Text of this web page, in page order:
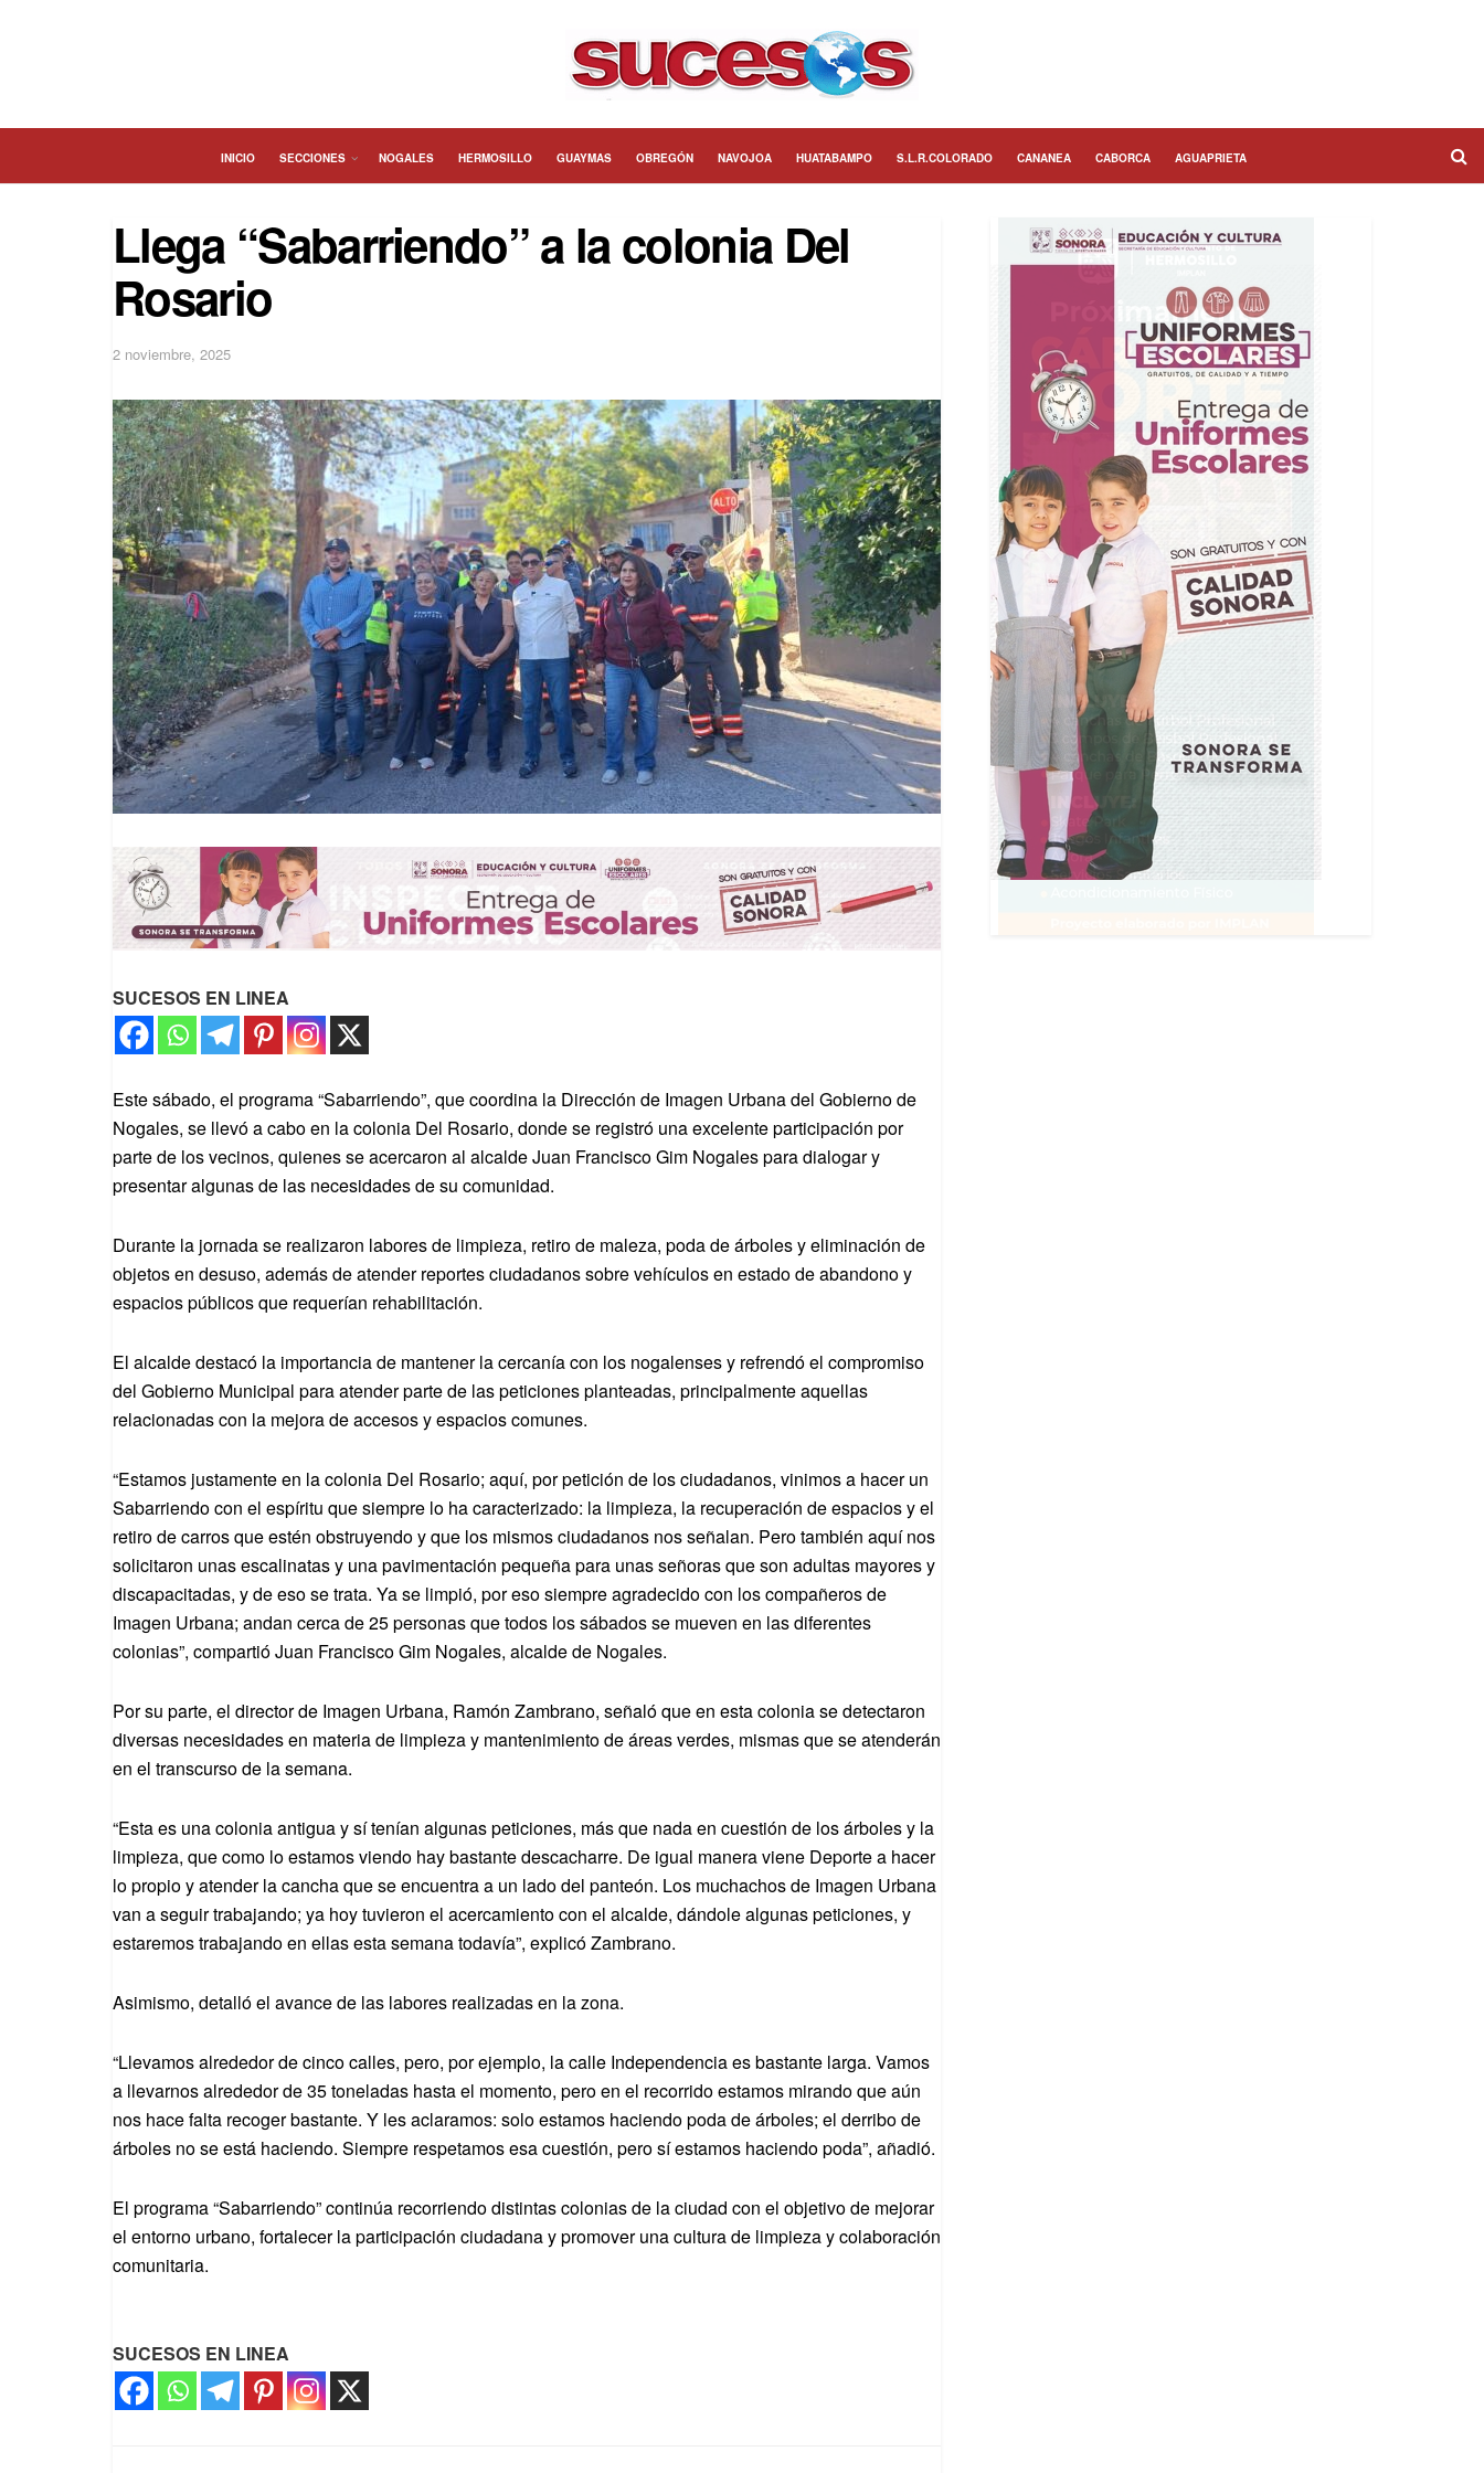
INICIO SECCIONES NOGALES HERMOSILLO GUAYMAS OBREGÓN NAVOJOA HUATABAMPO S.L.R.COLORADO CANANEA CABORCA AGUAPRIETA
Llega “Sabarriendo” a la colonia Del
Rosario
2 noviembre, 2025
SUCESOS EN LINEA
Este sábado, el programa “Sabarriendo”, que coordina la Dirección de Imagen Urbana del Gobierno de
Nogales, se llevó a cabo en la colonia Del Rosario, donde se registró una excelente participación por
parte de los vecinos, quienes se acercaron al alcalde Juan Francisco Gim Nogales para dialogar y
presentar algunas de las necesidades de su comunidad.
Durante la jornada se realizaron labores de limpieza, retiro de maleza, poda de árboles y eliminación de
objetos en desuso, además de atender reportes ciudadanos sobre vehículos en estado de abandono y
espacios públicos que requerían rehabilitación.
El alcalde destacó la importancia de mantener la cercanía con los nogalenses y refrendó el compromiso
del Gobierno Municipal para atender parte de las peticiones planteadas, principalmente aquellas
relacionadas con la mejora de accesos y espacios comunes.
“Estamos justamente en la colonia Del Rosario; aquí, por petición de los ciudadanos, vinimos a hacer un
Sabarriendo con el espíritu que siempre lo ha caracterizado: la limpieza, la recuperación de espacios y el
retiro de carros que estén obstruyendo y que los mismos ciudadanos nos señalan. Pero también aquí nos
solicitaron unas escalinatas y una pavimentación pequeña para unas señoras que son adultas mayores y
discapacitadas, y de eso se trata. Ya se limpió, por eso siempre agradecido con los compañeros de
Imagen Urbana; andan cerca de 25 personas que todos los sábados se mueven en las diferentes
colonias”, compartió Juan Francisco Gim Nogales, alcalde de Nogales.
Por su parte, el director de Imagen Urbana, Ramón Zambrano, señaló que en esta colonia se detectaron
diversas necesidades en materia de limpieza y mantenimiento de áreas verdes, mismas que se atenderán
en el transcurso de la semana.
“Esta es una colonia antigua y sí tenían algunas peticiones, más que nada en cuestión de los árboles y la
limpieza, que como lo estamos viendo hay bastante descacharre. De igual manera viene Deporte a hacer
lo propio y atender la cancha que se encuentra a un lado del panteón. Los muchachos de Imagen Urbana
van a seguir trabajando; ya hoy tuvieron el acercamiento con el alcalde, dándole algunas peticiones, y
estaremos trabajando en ellas esta semana todavía”, explicó Zambrano.
Asimismo, detalló el avance de las labores realizadas en la zona.
“Llevamos alrededor de cinco calles, pero, por ejemplo, la calle Independencia es bastante larga. Vamos
a llevarnos alrededor de 35 toneladas hasta el momento, pero en el recorrido estamos mirando que aún
nos hace falta recoger bastante. Y les aclaramos: solo estamos haciendo poda de árboles; el derribo de
árboles no se está haciendo. Siempre respetamos esa cuestión, pero sí estamos haciendo poda”, añadió.
El programa “Sabarriendo” continúa recorriendo distintas colonias de la ciudad con el objetivo de mejorar
el entorno urbano, fortalecer la participación ciudadana y promover una cultura de limpieza y colaboración
comunitaria.
SUCESOS EN LINEA